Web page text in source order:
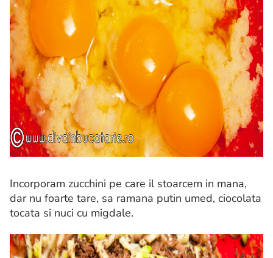
Incorporam zucchini pe care il stoarcem in mana,
dar nu foarte tare, sa ramana putin umed, ciocolata
tocata si nuci cu migdale.